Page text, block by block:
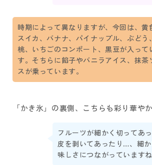
時期によって異なりますが、今回は、黄
スイカ、バナナ、パイナップル、ぶどう
桃、いちごのコンポート、黒豆が入って
す。そちらに餡子やバニラアイス、抹茶
スが乗っています。
「かき氷」の裏側、こちらも彩り華やか
フルーツが細かく切ってあ
皮を剥いてあったり…、細
味しさにつながっていますね